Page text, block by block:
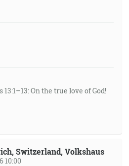
On the true love of God!
Switzerland, Volkshaus
10:00